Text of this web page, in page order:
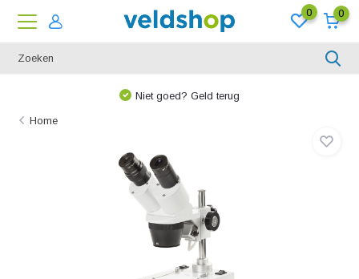
0 0
Niet goed? Geld terug
Home